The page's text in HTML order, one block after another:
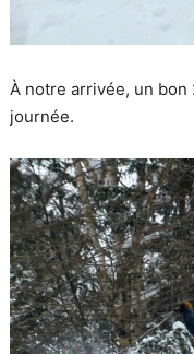
À notre arrivée, un bon
journée.